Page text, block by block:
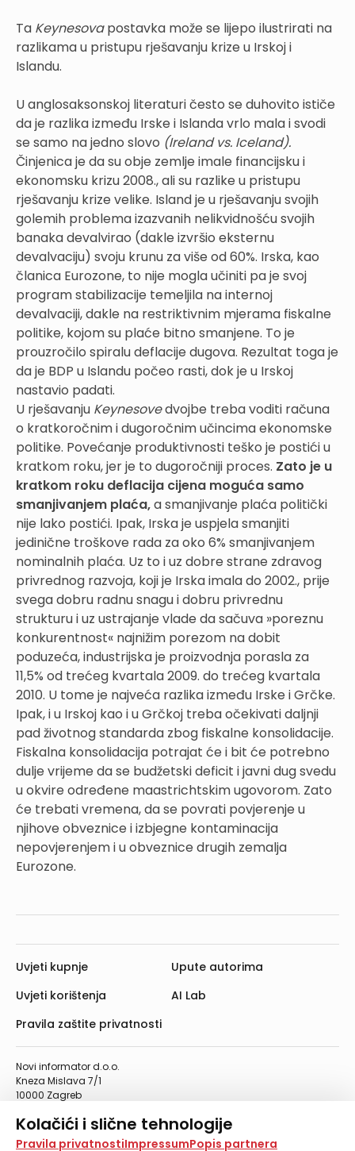
Kolačići i slične tehnologije
Na našoj web stranici koristimo kolačiće i slične
Pravila privatnostiImpressumPopis partnera
Ta Keynesovapostavka može se lijepo ilustrirati na
razlikama u pristupu rješavanju krize u Irskoj i
Islandu.
U anglosaksonskoj literaturi često se duhovito ističe
da je razlika između Irske i Islanda vrlo mala i svodi
se samo na jedno slovo (Ireland vs. Iceland).
Činjenica je da su obje zemlje imale financijsku i
ekonomsku krizu 2008., ali su razlike u pristupu
rješavanju krize velike. Island je u rješavanju svojih
golemih problema izazvanih nelikvidnošću svojih
banaka devalvirao (dakle izvršio eksternu
devalvaciju) svoju krunu za više od 60%. Irska, kao
članica Eurozone, to nije mogla učiniti pa je svoj
program stabilizacije temeljila na internoj
devalvaciji, dakle na restriktivnim mjerama fiskalne
politike, kojom su plaće bitno smanjene. To je
prouzročilo spiralu deflacije dugova. Rezultat toga je
da je BDP u Islandu počeo rasti, dok je u Irskoj
nastavio padati.
U rješavanju Keynesovedvojbe treba voditi računa
o kratkoročnim i dugoročnim učincima ekonomske
politike. Povećanje produktivnosti teško je postići u
kratkom roku, jer je to dugoročniji proces. Zato je u
kratkom roku deflacija cijena moguća samo
smanjivanjem plaća,a smanjivanje plaća politički
nije lako postići. Ipak, Irska je uspjela smanjiti
jedinične troškove rada za oko 6% smanjivanjem
nominalnih plaća. Uz to i uz dobre strane zdravog
privrednog razvoja, koji je Irska imala do 2002., prije
svega dobru radnu snagu i dobru privrednu
strukturu i uz ustrajanje vlade da sačuva »poreznu
konkurentnost« najnižim porezom na dobit
poduzeća, industrijska je proizvodnja porasla za
11,5% od trećeg kvartala 2009. do trećeg kvartala
2010. U tome je najveća razlika između Irske i Grčke.
Ipak, i u Irskoj kao i u Grčkoj treba očekivati daljnji
pad životnog standarda zbog fiskalne konsolidacije.
Fiskalna konsolidacija potrajat će i bit će potrebno
dulje vrijeme da se budžetski deficit i javni dug svedu
u okvire određene maastrichtskim ugovorom. Zato
će trebati vremena, da se povrati povjerenje u
njihove obveznice i izbjegne kontaminacija
nepovjerenjem i u obveznice drugih zemalja
Eurozone.
Novi informator d.o.o.
Kneza Mislava 7/1
10000 Zagreb
Telefaks: 01/4612-553
info@informator.hr
Uvjeti kupnje
Uvjeti korištenja
Pravila zaštite privatnosti
Upute autorima
AI Lab